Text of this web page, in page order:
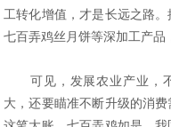
工转化增值，才是长远之路。
七百弄鸡丝月饼等深加工产品
可见，发展农业产业，
大，还要瞄准不断升级的消